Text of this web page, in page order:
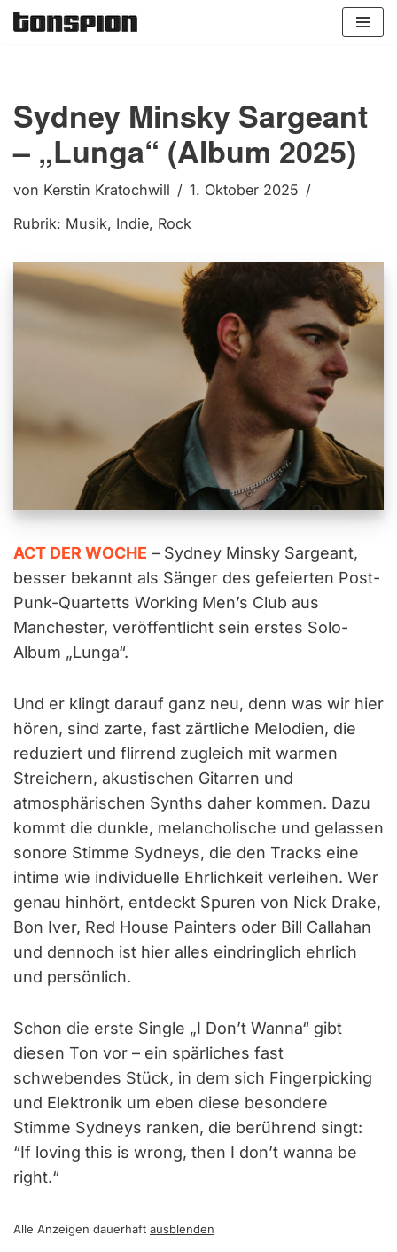
Sydney Minsky Sargeant
– „Lunga“ (Album 2025)
von Kerstin Kratochwill
1. Oktober 2025
Rubrik: Musik, Indie, Rock
ACT DER WOCHE – Sydney Minsky Sargeant,
besser bekannt als Sänger des gefeierten Post-
Punk-Quartetts Working Men’s Club aus
Manchester, veröffentlicht sein erstes Solo-
Album „Lunga“.
Und er klingt darauf ganz neu, denn was wir hier
hören, sind zarte, fast zärtliche Melodien, die
reduziert und flirrend zugleich mit warmen
Streichern, akustischen Gitarren und
atmosphärischen Synths daher kommen. Dazu
kommt die dunkle, melancholische und gelassen
sonore Stimme Sydneys, die den Tracks eine
intime wie individuelle Ehrlichkeit verleihen. Wer
genau hinhört, entdeckt Spuren von Nick Drake,
Bon Iver, Red House Painters oder Bill Callahan
und dennoch ist hier alles eindringlich ehrlich
und persönlich.
Schon die erste Single „I Don’t Wanna“ gibt
diesen Ton vor – ein spärliches fast
schwebendes Stück, in dem sich Fingerpicking
und Elektronik um eben diese besondere
Stimme Sydneys ranken, die berührend singt:
“If loving this is wrong, then I don’t wanna be
right.“
Alle Anzeigen dauerhaft ausblenden